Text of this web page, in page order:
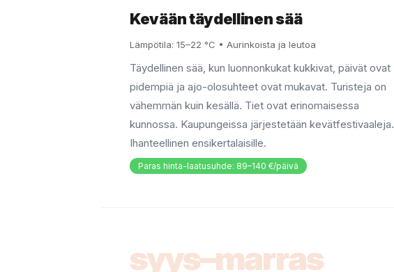
Kevään täydellinen sää
Lämpötila: 15–22 °C • Aurinkoista ja leutoa
Täydellinen sää, kun luonnonkukat kukkivat, päivät ovat
pidempiä ja ajo-olosuhteet ovat mukavat. Turisteja on
vähemmän kuin kesällä. Tiet ovat erinomaisessa
kunnossa. Kaupungeissa järjestetään kevätfestivaaleja.
Ihanteellinen ensikertalaisille.
Paras hinta-laatusuhde: 89–140 €/päivä
syys–marras